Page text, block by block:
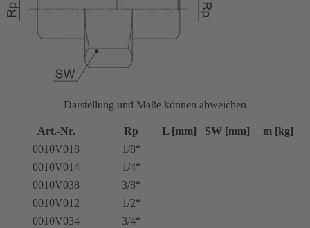
Darstellung und Maße können abweichen
Art.-Nr. Rp L [mm] SW [mm]
m [kg]
0010V018
1/8“
0010V014
1/4“
0010V038
3/8“
0010V012
1/2“
0010V034
3/4“